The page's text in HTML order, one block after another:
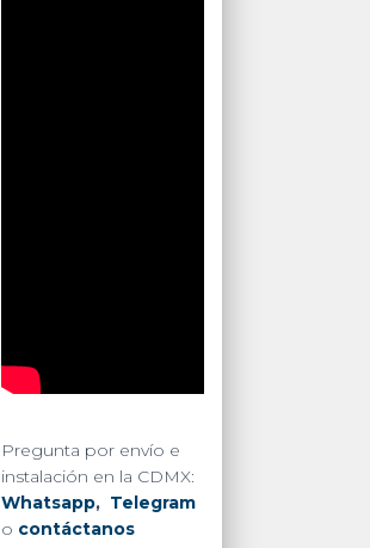
Pregunta por envío e
instalación en la CDMX:
Whatsapp, Telegram
o contáctanos